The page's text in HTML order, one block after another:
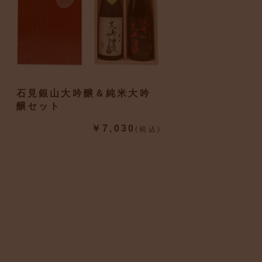
石見銀山大吟醸＆純米大吟
醸セット
￥7,030 (税込)